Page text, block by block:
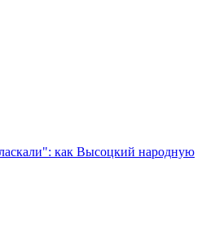
как Высоцкий народную